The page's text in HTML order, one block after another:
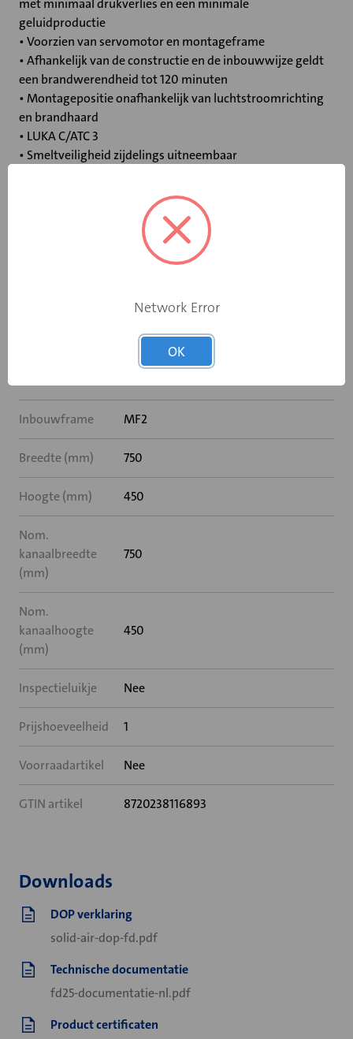
met minimaal drukverlies en een minimale
geluidproductie
• Voorzien van servomotor en montageframe
• Afhankelijk van de constructie en de inbouwwijze geldt
een brandwerendheid tot 120 minuten
• Montagepositie onafhankelijk van luchtstroomrichting
en brandhaard
• LUKA C/ATC 3
• Smeltveiligheid zijdelings uitneembaar
Elektromotor 24 V
Inbouwframe MF2
Breedte (mm) 750
Hoogte (mm) 450
Nom.
kanaalbreedte
(mm)
750
Nom.
kanaalhoogte
(mm)
450
Inspectieluikje Nee
Prijshoeveelheid 1
Voorraadartikel Nee
GTIN artikel 8720238116893
Downloads
DOP verklaring
solid-air-dop-fd.pdf
Technische documentatie
fd25-documentatie-nl.pdf
Product certificaten
Network Error
OK